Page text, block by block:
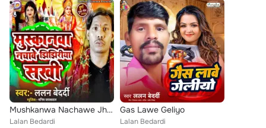
Mushkanwa Nachawe Jhijhiriya Sakhi
Lalan Bedardi
Gas Lawe Geliyo
Lalan Bedardi